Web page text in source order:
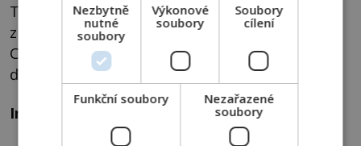
Téměř stejné vyprávění vyslechne od veteránů
z Vietnamu i uznávaný americký vědec Russell
Ciochon (*1948) z University of Iowa. Že by
ďábelský lovec hlav vskutku žil?
Inspiroval scenáristy Predátora?
Nezbytně
nutné
soubory
Výkonové
soubory
Soubory
cílení
Funkční soubory
Nezařazené
soubory